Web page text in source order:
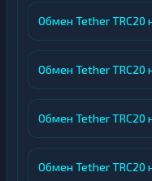
Обмен Tether TRC20
Обмен Tether TRC20
Обмен Tether TRC20
Обмен Tether TRC20